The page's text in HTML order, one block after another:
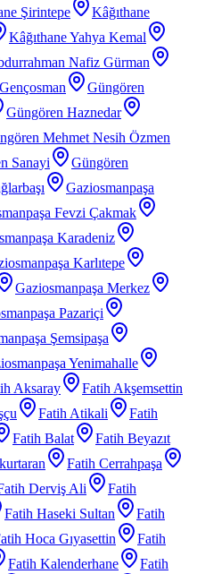
Şirintepe
Kâğıthane
Kâğıthane Yahya Kemal
Nafiz Gürman
Güngören
Güngören Haznedar
Mehmet Nesih Özmen
Sanayi
Güngören
Gaziosmanpaşa
Fevzi Çakmak
Karadeniz
Karlıtepe
Gaziosmanpaşa Merkez
Pazariçi
Şemsipaşa
Yenimahalle
Aksaray
Fatih Akşemsettin
Fatih Atikali
Fatih
Fatih Balat
Fatih Beyazıt
Fatih Cerrahpaşa
Derviş Ali
Fatih
Fatih Haseki Sultan
Fatih
Hoca Gıyasettin
Fatih
Fatih Kalenderhane Fatih